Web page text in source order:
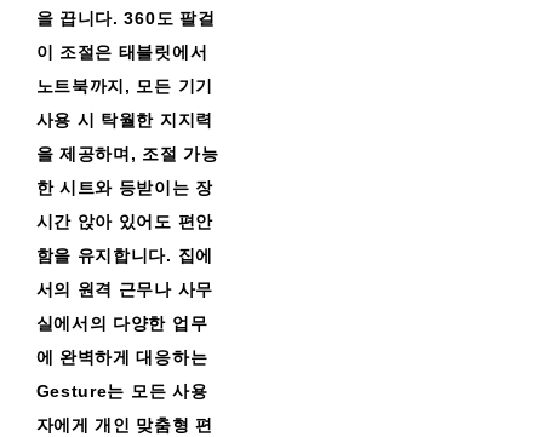
을 끕니다. 360도 팔걸
이 조절은 태블릿에서
노트북까지, 모든 기기
사용 시 탁월한 지지력
을 제공하며, 조절 가능
한 시트와 등받이는 장
시간 앉아 있어도 편안
함을 유지합니다. 집에
서의 원격 근무나 사무
실에서의 다양한 업무
에 완벽하게 대응하는
Gesture는 모든 사용
자에게 개인 맞춤형 편